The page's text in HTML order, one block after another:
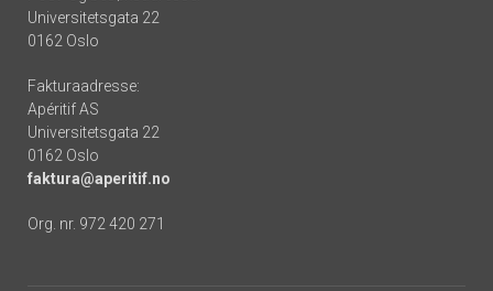
Universitetsgata 22
0162 Oslo
Fakturaadresse:
Apéritif AS
Universitetsgata 22
0162 Oslo
faktura@aperitif.no
Org. nr. 972 420 271